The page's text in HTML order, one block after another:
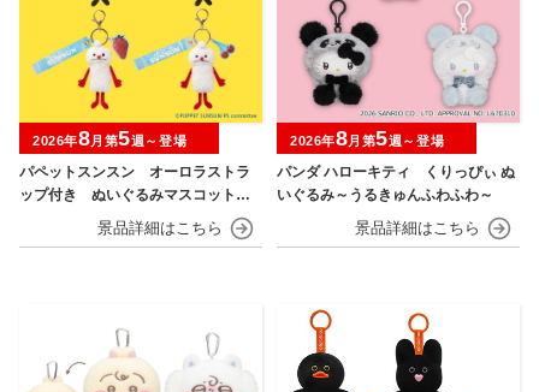
パペットスンスン オーロラストラ
ップ付き ぬいぐるみマスコット
フルーツver.
2026年8月第5週～登場
パンダ ハローキティ くりっぴぃ ぬ
いぐるみ～うるきゅんふわふわ～
2026年8月第5週～登場